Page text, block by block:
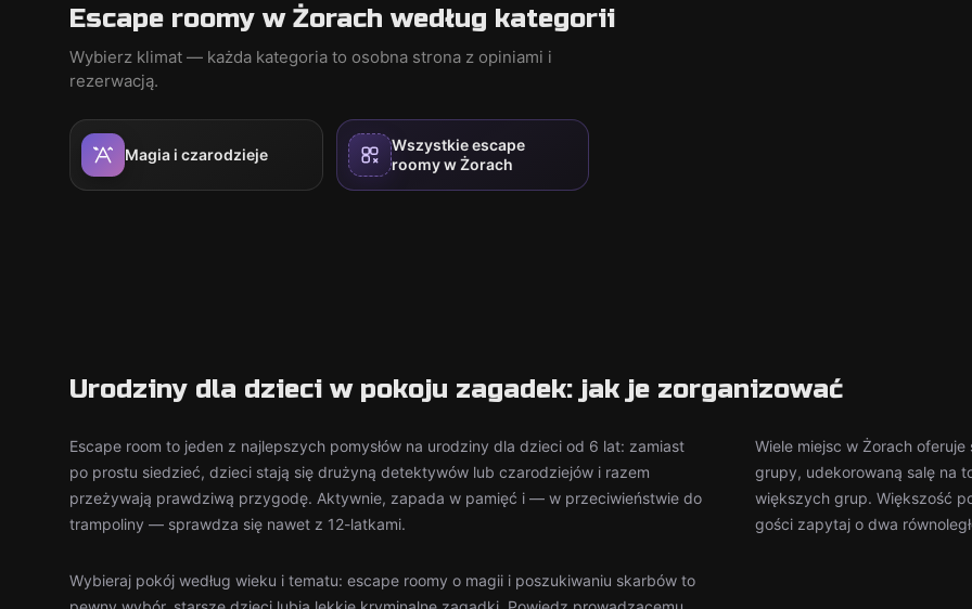
Escape roomy w Żorach według kategorii
Wybierz klimat — każda kategoria to osobna strona z opiniami i
rezerwacją.
Magia i czarodzieje
Wszystkie escape
roomy w Żorach
Urodziny dla dzieci w pokoju zagadek: jak je zorganizować
Escape room to jeden z najlepszych pomysłów na urodziny dla dzieci od 6 lat: zamiast
po prostu siedzieć, dzieci stają się drużyną detektywów lub czarodziejów i razem
przeżywają prawdziwą przygodę. Aktywnie, zapada w pamięć i — w przeciwieństwie do
trampoliny — sprawdza się nawet z 12-latkami.
Wiele miejsc w Żorach
grupy, udekorowaną salę na
większych grup. Większość
gości zapytaj o dwa
Wybieraj pokój według wieku i tematu: escape roomy o magii i poszukiwaniu skarbów to